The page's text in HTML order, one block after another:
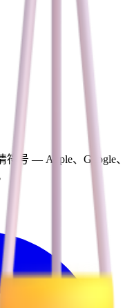
号 — Apple、Google、